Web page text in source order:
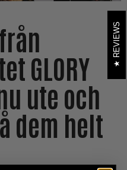
GLORY
ute och
dem helt
REVIEWS